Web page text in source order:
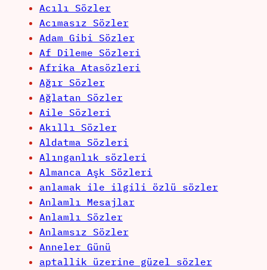
Acılı Sözler
Acımasız Sözler
Adam Gibi Sözler
Af Dileme Sözleri
Afrika Atasözleri
Ağır Sözler
Ağlatan Sözler
Aile Sözleri
Akıllı Sözler
Aldatma Sözleri
Alınganlık sözleri
Almanca Aşk Sözleri
anlamak ile ilgili özlü sözler
Anlamlı Mesajlar
Anlamlı Sözler
Anlamsız Sözler
Anneler Günü
aptallik üzerine güzel sözler